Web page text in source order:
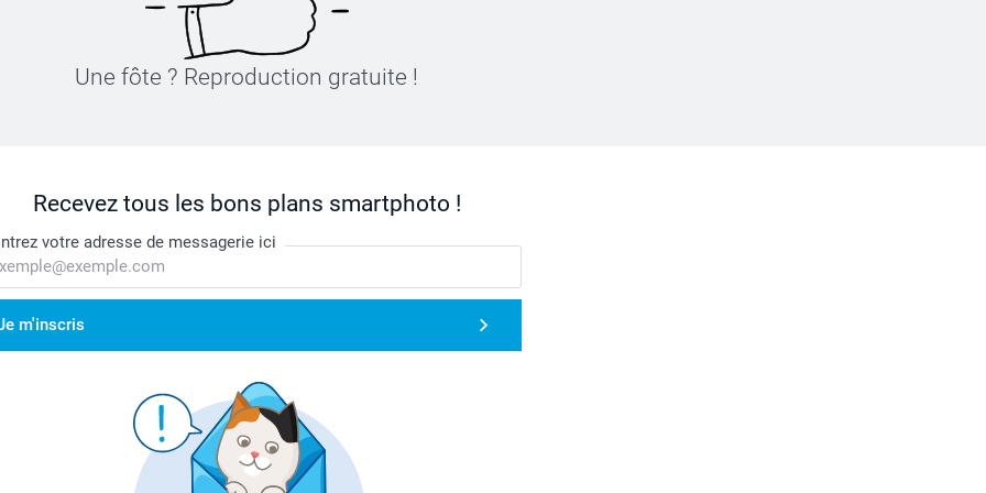
Une fôte ? Reproduction gratuite !
Recevez tous les bons plans smartphoto !
votre adresse de messagerie ici
m'inscris